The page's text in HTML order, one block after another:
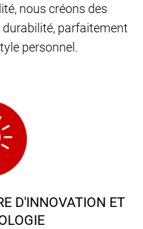
nous créons des
parfaitement
personnel.
D'INNOVATION ET